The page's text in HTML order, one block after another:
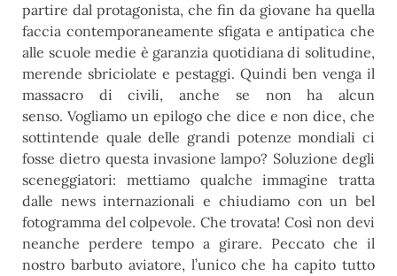
partire dal protagonista, che fin da giovane ha quella
faccia contemporaneamente sfigata e antipatica che
alle scuole medie è garanzia quotidiana di solitudine,
merende sbriciolate e pestaggi. Quindi ben venga il
massacro di civili, anche se non ha alcun
senso. Vogliamo un epilogo che dice e non dice, che
sottintende quale delle grandi potenze mondiali ci
fosse dietro questa invasione lampo? Soluzione degli
sceneggiatori: mettiamo qualche immagine tratta
dalle news internazionali e chiudiamo con un bel
fotogramma del colpevole. Che trovata! Così non devi
neanche perdere tempo a girare. Peccato che il
nostro barbuto aviatore, l’unico che ha capito tutto